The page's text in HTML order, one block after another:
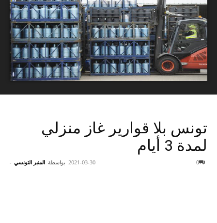
التونسي
تونس بلا قوارير غاز منزلي
لمدة 3 أيام
بواسطة المنبر التونسي - 2021-03-30 0